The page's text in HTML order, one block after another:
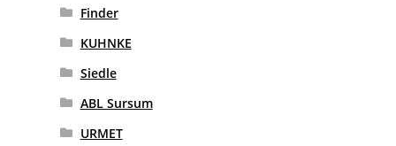
Finder
KUHNKE
Siedle
ABL Sursum
URMET